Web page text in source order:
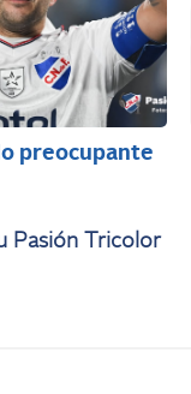
preocupante
Pasión Tricolor